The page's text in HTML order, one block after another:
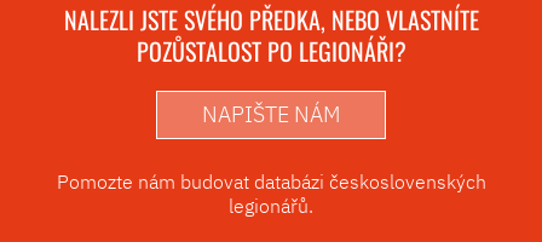
NALEZLI JSTE SVÉHO PŘEDKA, NEBO VLASTNÍTE
POZŮSTALOST PO LEGIONÁŘI?
NAPIŠTE NÁM
Pomozte nám budovat databázi československých
legionářů.